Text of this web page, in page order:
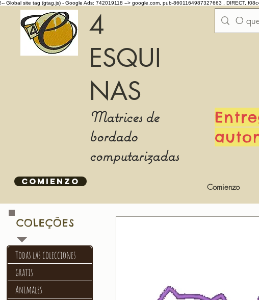
!-- Global site tag (gtag.js) - Google Ads: 742019118 --> google.com, pub-8601164987327663 , DIRECT,
4
ESQUI
NAS
Matrices de
bordado
computarizadas
COMIENZO
Comienzo
Todas las colecciones
gratis
Animales
COLEÇÕES